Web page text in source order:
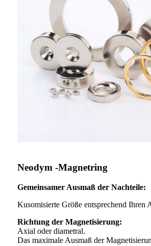
Neodym -Magnetring
Gemeinsamer Ausmaß der Nachteile:
Kusomisierte Größe entsprechend Ihren
Richtung der Magnetisierung:
Axial oder diametral.
Das maximale Ausmaß der